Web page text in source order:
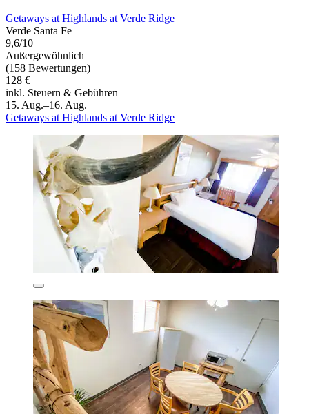
Getaways at Highlands at Verde Ridge
Verde Santa Fe
9,6/10
Außergewöhnlich
(158 Bewertungen)
128 €
inkl. Steuern & Gebühren
15. Aug.–16. Aug.
Getaways at Highlands at Verde Ridge